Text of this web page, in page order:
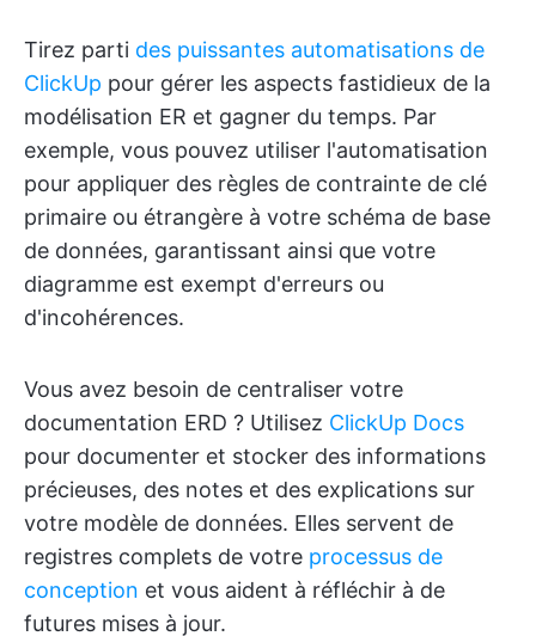
Tirez parti des puissantes automatisations de
ClickUp pour gérer les aspects fastidieux de la
modélisation ER et gagner du temps. Par
exemple, vous pouvez utiliser l'automatisation
pour appliquer des règles de contrainte de clé
primaire ou étrangère à votre schéma de base
de données, garantissant ainsi que votre
diagramme est exempt d'erreurs ou
d'incohérences.
Vous avez besoin de centraliser votre
documentation ERD ? Utilisez ClickUp Docs
pour documenter et stocker des informations
précieuses, des notes et des explications sur
votre modèle de données. Elles servent de
registres complets de votre processus de
conception et vous aident à réfléchir à de
futures mises à jour.